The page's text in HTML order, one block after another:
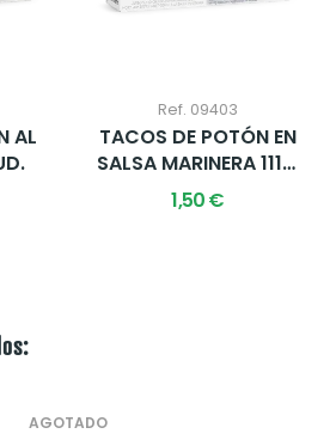
AL
Ref. 09403
TACOS DE POTÓN EN
SALSA MARINERA 111G
X 1 UD.
1,50 €
AGOTADO